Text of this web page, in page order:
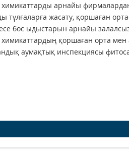
арнайы
тұлғаларға жасату, қоршаған
бос ыдыстарын арнайы
қоршаған орта мен
аумақтық инспекциясы